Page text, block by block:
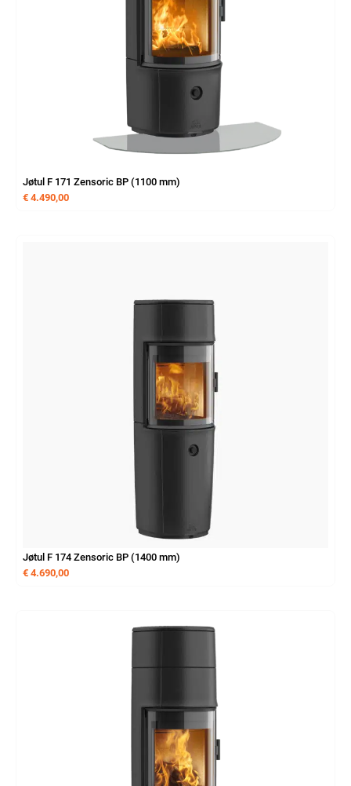
Jøtul F 171 Zensoric BP (1100 mm)
€ 4.490,00
Jøtul F 174 Zensoric BP (1400 mm)
€ 4.690,00